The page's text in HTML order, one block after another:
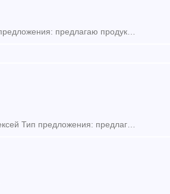
клемма АРС, новая (44000 шт.) – 80 р/шт с НДС, 9031634363 Алексей Тип предложения: предлагаю продукцию, услугу
Продам подклемник АРС – 13,50 р/шт с НДС, 9031634363, 9157770919 Алексей Тип предложения: предлагаю продукцию, услугу